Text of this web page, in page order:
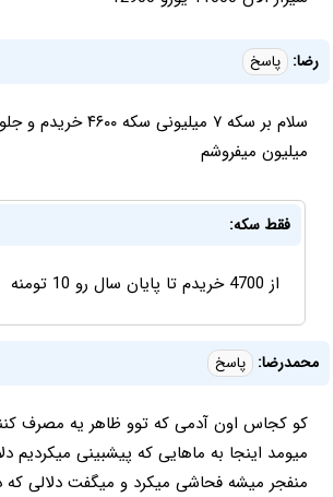
رضا: پاسخ
میلیون میفروشم
فقط سکه:
از 4700 خریدم تا پایان سال رو 10 تومنه
محمدرضا: پاسخ
کو کجاس اون آدمی که توو ظاهر یه مصرف
میومد اینجا به ماهایی که پیشبینی میکردیم
منفجر میشه فحاشی میکرد و میگفت دلالی که